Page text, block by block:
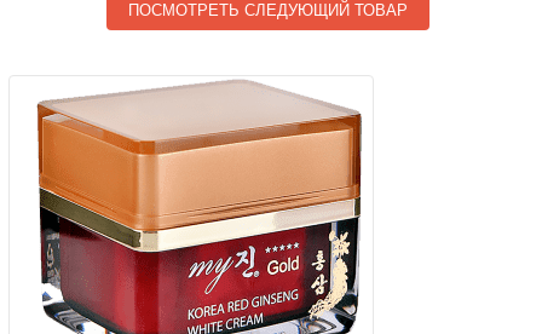
ПОСМОТРЕТЬ СЛЕДУЮЩИЙ ТОВАР